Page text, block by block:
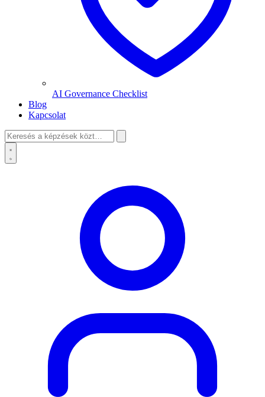
AI Governance Checklist
Blog
Kapcsolat